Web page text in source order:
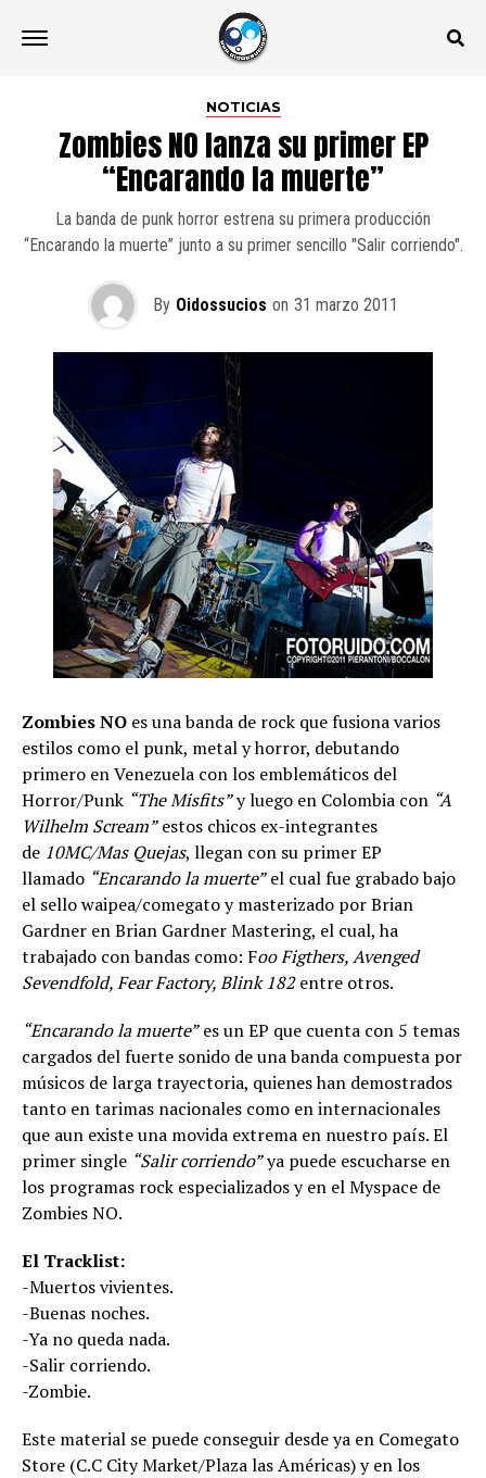
NOTICIAS
Zombies NO lanza su primer EP
“Encarando la muerte”
La banda de punk horror estrena su primera producción
“Encarando la muerte” junto a su primer sencillo "Salir corriendo".
By Oidossucios on 31 marzo 2011
Zombies NO es una banda de rock que fusiona varios
estilos como el punk, metal y horror, debutando
primero en Venezuela con los emblemáticos del
Horror/Punk “The Misfits”y luego en Colombia con “A
Wilhelm Scream”estos chicos ex-integrantes
de 10MC/Mas Quejas, llegan con su primer EP
llamado “Encarando la muerte”el cual fue grabado bajo
el sello waipea/comegato y masterizado por Brian
Gardner en Brian Gardner Mastering, el cual, ha
trabajado con bandas como: Foo Figthers, Avenged
Sevendfold, Fear Factory, Blink 182entre otros.
“Encarando la muerte”es un EP que cuenta con 5 temas
cargados del fuerte sonido de una banda compuesta por
músicos de larga trayectoria, quienes han demostrados
tanto en tarimas nacionales como en internacionales
que aun existe una movida extrema en nuestro país. El
primer single “Salir corriendo”ya puede escucharse en
los programas rock especializados y en el Myspace de
Zombies NO.
El Tracklist:
-Muertos vivientes.
-Buenas noches.
-Ya no queda nada.
-Salir corriendo.
-Zombie.
Este material se puede conseguir desde ya en Comegato
Store (C.C City Market/Plaza las Américas) y en los